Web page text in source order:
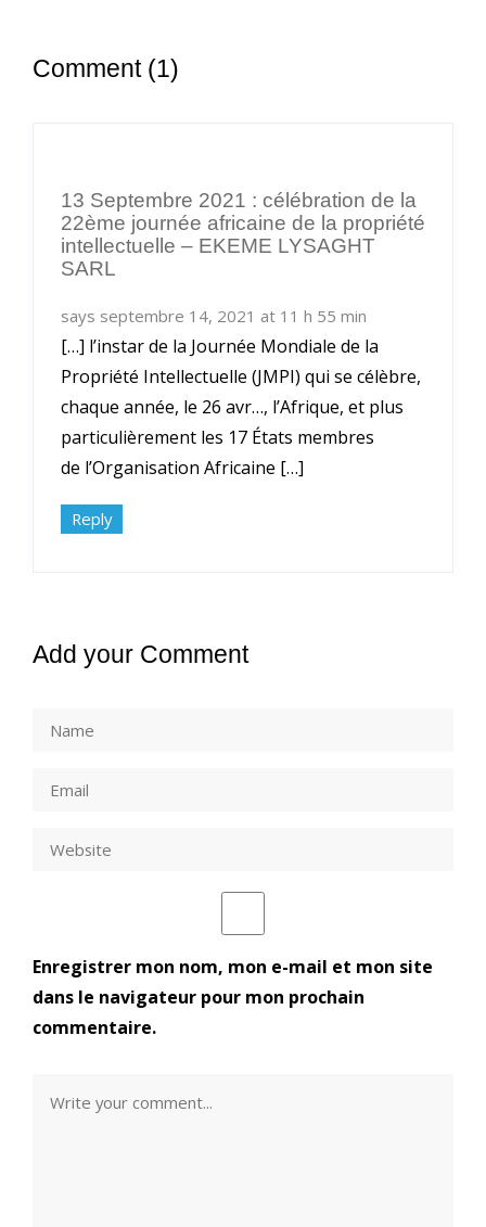
Comment (1)
13 Septembre 2021 : célébration de la
22ème journée africaine de la propriété
intellectuelle – EKEME LYSAGHT
SARL
says septembre 14, 2021 at 11 h 55 min
[…] l’instar de la Journée Mondiale de la
Propriété Intellectuelle (JMPI) qui se célèbre,
chaque année, le 26 avr…, l’Afrique, et plus
particulièrement les 17 États membres
de l’Organisation Africaine […]
Reply
Add your Comment
Enregistrer mon nom, mon e-mail et mon site
dans le navigateur pour mon prochain
commentaire.